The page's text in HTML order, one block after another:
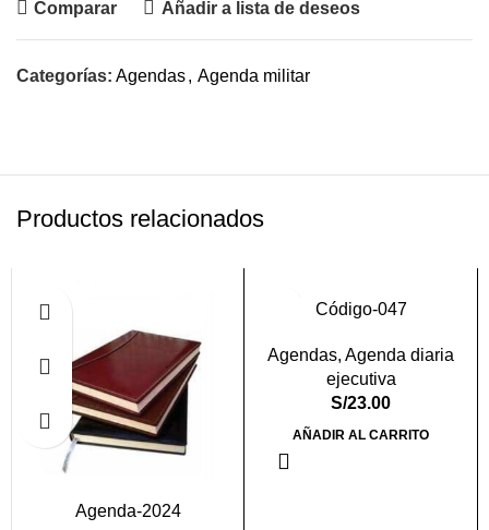
Comparar Añadir a lista de deseos
Categorías: Agendas, Agenda militar
Productos relacionados
Agenda-2024
Código-047
Agendas, Agenda diaria
ejecutiva
S/23.00
AÑADIR AL CARRITO